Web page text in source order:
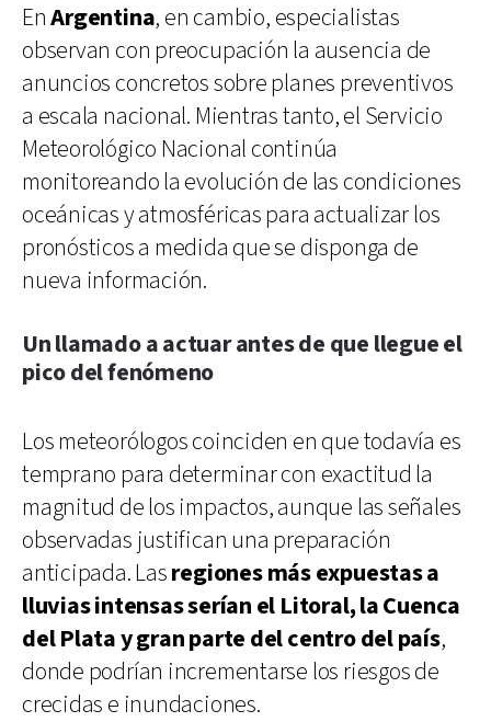
EnArgentina, en cambio, especialistas
observan con preocupación la ausencia de
anuncios concretos sobre planes preventivos
a escala nacional. Mientras tanto, el Servicio
Meteorológico Nacional continúa
monitoreando la evolución de las condiciones
oceánicas y atmosféricas para actualizar los
pronósticos a medida que se disponga de
nueva información.
Un llamado a actuar antes de que llegue el
pico del fenómeno
Los meteorólogos coinciden en que todavía es
temprano para determinar con exactitud la
magnitud de los impactos, aunque las señales
observadas justifican una preparación
anticipada. Lasregiones más expuestas a
lluvias intensas serían el Litoral, la Cuenca
del Plata y gran parte del centro del país,
donde podrían incrementarse los riesgos de
crecidas e inundaciones.